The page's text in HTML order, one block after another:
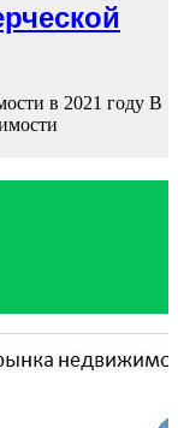
в 2021 году В